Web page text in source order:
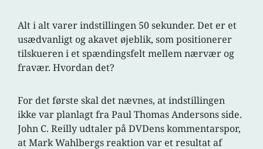
Alt i alt varer indstillingen 50 sekunder. Det er et
usædvanligt og akavet øjeblik, som positionerer
tilskueren i et spændingsfelt mellem nærvær og
fravær. Hvordan det?
For det første skal det nævnes, at indstillingen
ikke var planlagt fra Paul Thomas Andersons side.
John C. Reilly udtaler på DVDens kommentarspor,
at Mark Wahlbergs reaktion var et resultat af